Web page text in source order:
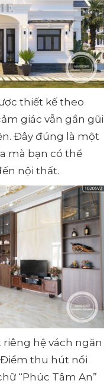
thiết kế theo
giác vẫn gần gũi
Đây đúng là một
mà bạn có thể
nội thất.
hệ vách ngăn
thu hút nổi
“Phúc Tâm An”